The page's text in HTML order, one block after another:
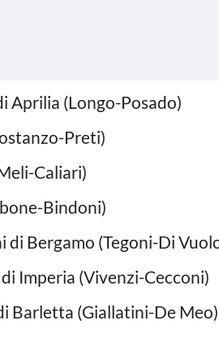
Aprilia (Longo-Posado)
Preti)
Caliari)
Bindoni)
Bergamo (Tegoni-Di
Imperia (Vivenzi-Cecconi)
Barletta (Giallatini-De Meo)